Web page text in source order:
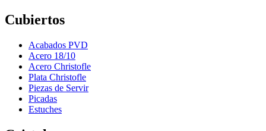
Cubiertos
Acabados PVD
Acero 18/10
Acero Christofle
Plata Christofle
Piezas de Servir
Picadas
Estuches